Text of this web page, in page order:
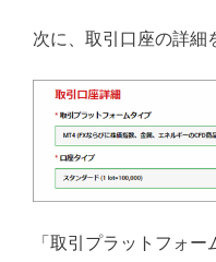
次に、取引口座の詳細
「取引プラットフォ